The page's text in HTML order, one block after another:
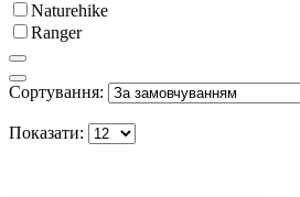
Naturehike
Ranger
Сортування:
Показати: